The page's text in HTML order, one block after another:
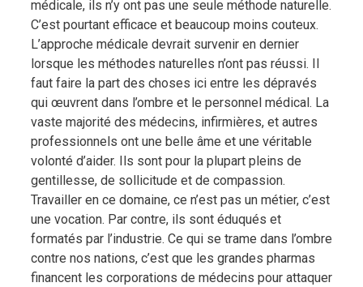
médicale, ils n’y ont pas une seule méthode naturelle.
C’est pourtant efficace et beaucoup moins couteux.
L’approche médicale devrait survenir en dernier
lorsque les méthodes naturelles n’ont pas réussi. Il
faut faire la part des choses ici entre les dépravés
qui œuvrent dans l’ombre et le personnel médical. La
vaste majorité des médecins, infirmières, et autres
professionnels ont une belle âme et une véritable
volonté d’aider. Ils sont pour la plupart pleins de
gentillesse, de sollicitude et de compassion.
Travailler en ce domaine, ce n’est pas un métier, c’est
une vocation. Par contre, ils sont éduqués et
formatés par l’industrie. Ce qui se trame dans l’ombre
contre nos nations, c’est que les grandes pharmas
financent les corporations de médecins pour attaquer